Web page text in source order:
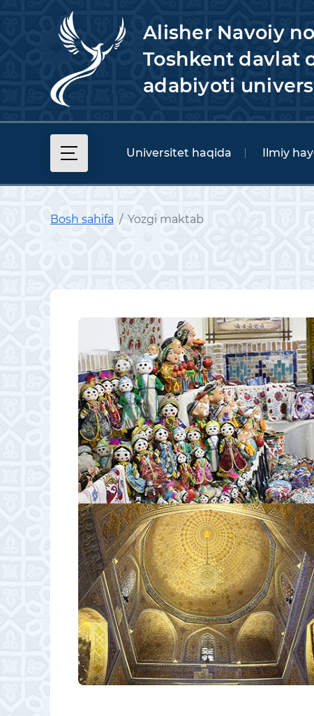
Alisher Navoiy
Toshkent davlat
adabiyoti
Universitet haqida Ilmiy
Bosh sahifa Yozgi maktab